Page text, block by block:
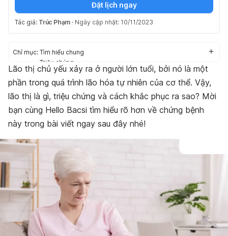
Đặt lịch ngay
Tác giả: Trúc Phạm · Ngày cập nhật: 10/11/2023
Chỉ mục: Tìm hiểu chung
Triệu chứng
Nguyên nhân
Chẩn đoán và điều trị
Phòng ngừa
Lão thị chủ yếu xảy ra ở người lớn tuổi, bởi nó là một
phần trong quá trình lão hóa tự nhiên của cơ thể. Vậy,
lão thị là gì, triệu chứng và cách khắc phục ra sao? Mời
bạn cùng Hello Bacsi tìm hiểu rõ hơn về chứng bệnh
này trong bài viết ngay sau đây nhé!